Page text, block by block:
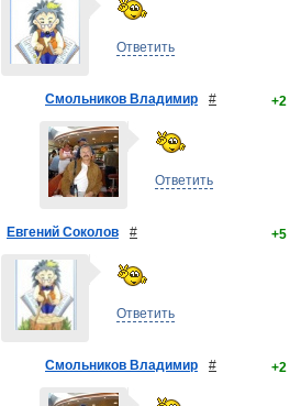
Ответить
Смольников Владимир # +2
Ответить
Евгений Соколов # +5
Ответить
Смольников Владимир # +2